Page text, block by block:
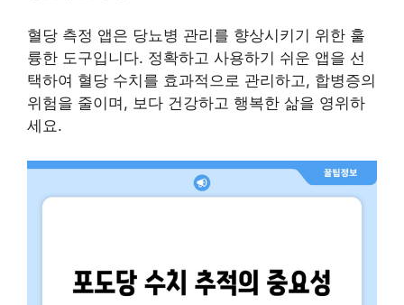
혈당 측정 앱은 당뇨병 관리를 향상시키기 위한 훌
륭한 도구입니다. 정확하고 사용하기 쉬운 앱을 선
택하여 혈당 수치를 효과적으로 관리하고, 합병증의
위험을 줄이며, 보다 건강하고 행복한 삶을 영위하
세요.